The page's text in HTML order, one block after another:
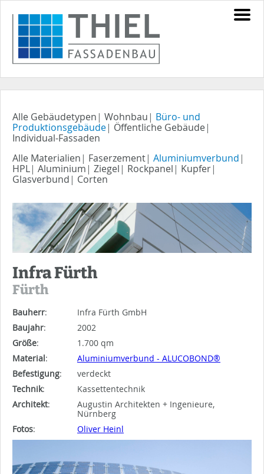
Alle Gebäudetypen | Wohnbau | Büro- und
Produktionsgebäude| Öffentliche Gebäude|
Individual-Fassaden
Alle Materialien | Faserzement| Aluminiumverbund |
HPL| Aluminium | Ziegel | Rockpanel | Kupfer|
Glasverbund | Corten
Infra Fürth
Fürth
Bauherr:
Infra Fürth GmbH
Baujahr:
2002
Größe:
1.700 qm
Material:
Aluminiumverbund - ALUCOBOND®
Befestigung:
verdeckt
Technik:
Kassettentechnik
Architekt:
Augustin Architekten + Ingenieure,
Nürnberg
Fotos: Oliver Heinl